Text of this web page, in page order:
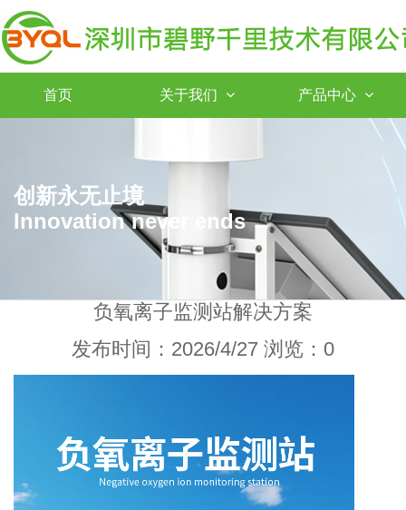
首页 关于我们 产品中心
创新永无止境
Innovation never ends
负氧离子监测站解决方案
发布时间：2026/4/27 浏览：0